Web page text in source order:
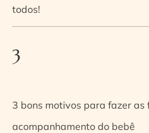
todos!
3
3 bons motivos para fazer as
acompanhamento do bebê